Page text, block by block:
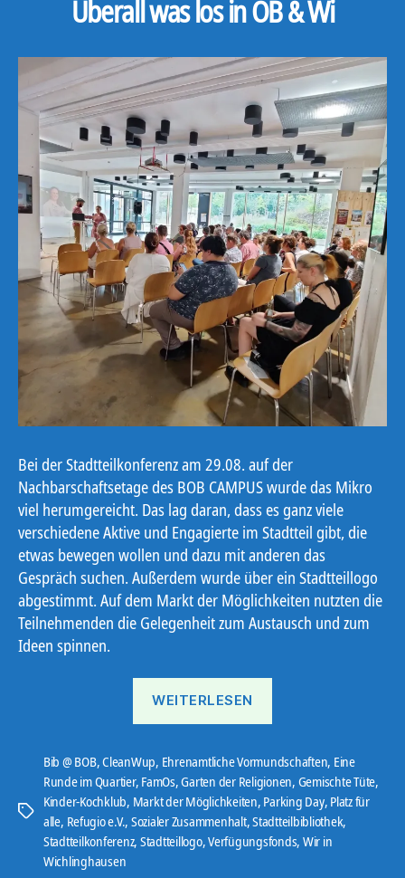
Überall was los in OB & Wi
Bei der Stadtteilkonferenz am 29.08. auf der
Nachbarschaftsetage des BOB CAMPUS wurde das Mikro
viel herumgereicht. Das lag daran, dass es ganz viele
verschiedene Aktive und Engagierte im Stadtteil gibt, die
etwas bewegen wollen und dazu mit anderen das
Gespräch suchen. Außerdem wurde über ein Stadtteillogo
abgestimmt. Auf dem Markt der Möglichkeiten nutzten die
Teilnehmenden die Gelegenheit zum Austausch und zum
Ideen spinnen.
WEITERLESEN
Schlagwörter
Bib @ BOB,CleanWup, Ehrenamtliche Vormundschaften, Eine
Runde im Quartier, FamOs,Garten der Religionen, Gemischte Tüte,
Kinder-Kochklub, Markt der Möglichkeiten, Parking Day, Platz für
alle, Refugio e.V., Sozialer Zusammenhalt,Stadtteilbibliothek,
Stadtteilkonferenz, Stadtteillogo,Verfügungsfonds, Wir in
Wichlinghausen